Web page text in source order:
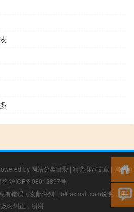
by 网站分类目录 | 精选推荐文章 | 网站地
沪ICP备08012897号
有错误可发邮件到f_fb#foxmail.com说明，我们
及时纠正，谢谢